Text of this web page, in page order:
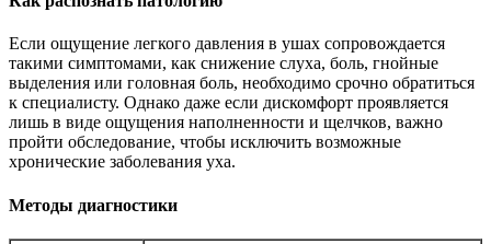
Если ощущение легкого давления в ушах сопровождается
такими симптомами, как снижение слуха, боль, гнойные
выделения или головная боль, необходимо срочно обратиться
к специалисту. Однако даже если дискомфорт проявляется
лишь в виде ощущения наполненности и щелчков, важно
пройти обследование, чтобы исключить возможные
хронические заболевания уха.
Методы диагностики